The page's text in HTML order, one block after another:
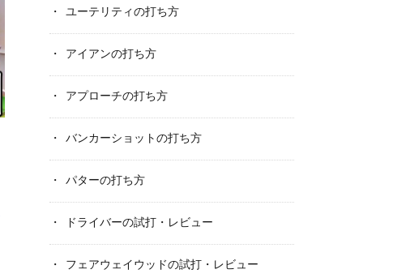
ユーテリティの打ち方
アイアンの打ち方
アプローチの打ち方
バンカーショットの打ち方
パターの打ち方
ドライバーの試打・レビュー
フェアウェイウッドの試打・レビュー